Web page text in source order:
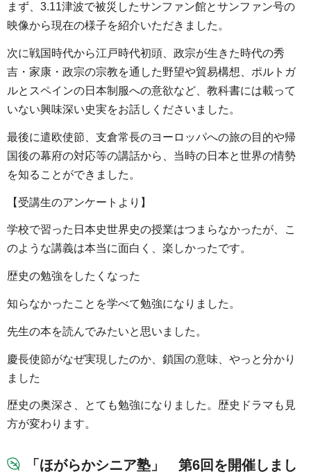
まず、3.11津波で被災したサンファン館とサンファン号の
映像から現在の様子を紹介いただきました。
次に戦国時代から江戸時代初頭、政宗が生きた時代の秀
吉・家康・政宗の宗教を通した野望や貿易構想、ポルトガ
ルとスペインの日本制服への意欲など、教科書には載って
いない興味深い史実をお話しくださいました。
最後に遣欧使節、支倉常長のヨーロッパへの旅の目的や帰
国後の幕府の対応等の講話から、当時の日本と世界の情勢
を知ることができました。
【受講生のアンケートより】
学校で習った日本史世界史の授業はつまらなかったが、こ
のような講義は本当に面白く、楽しかったです。
歴史の勉強をしたくなった
知らなかったことを学べて勉強になりました。
先生の本を読んでみたいと思いました。
慶長使節がなぜ実現したのか、鎖国の意味、やっと分かり
ました
歴史の奥深さ、とても勉強になりました。歴史ドラマも見
方が変わります。
「ほがらかシニア塾」 第6回を開催しまし